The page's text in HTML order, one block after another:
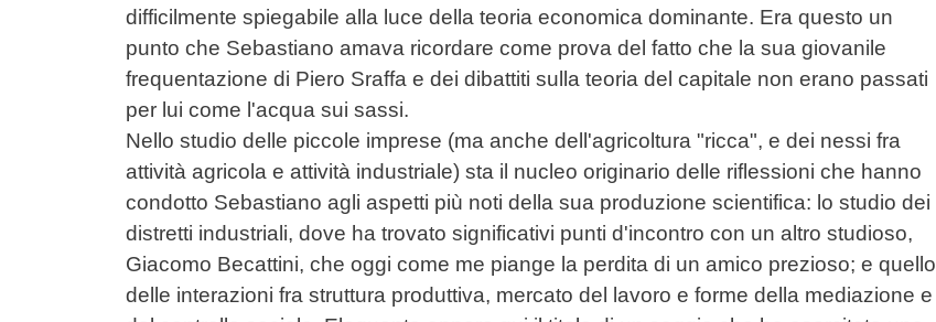
difficilmente spiegabile alla luce della teoria economica dominante. Era questo un
punto che Sebastiano amava ricordare come prova del fatto che la sua giovanile
frequentazione di Piero Sraffa e dei dibattiti sulla teoria del capitale non erano passati
per lui come l'acqua sui sassi.
Nello studio delle piccole imprese (ma anche dell'agricoltura "ricca", e dei nessi fra
attività agricola e attività industriale) sta il nucleo originario delle riflessioni che hanno
condotto Sebastiano agli aspetti più noti della sua produzione scientifica: lo studio dei
distretti industriali, dove ha trovato significativi punti d'incontro con un altro studioso,
Giacomo Becattini, che oggi come me piange la perdita di un amico prezioso; e quello
delle interazioni fra struttura produttiva, mercato del lavoro e forme della mediazione e